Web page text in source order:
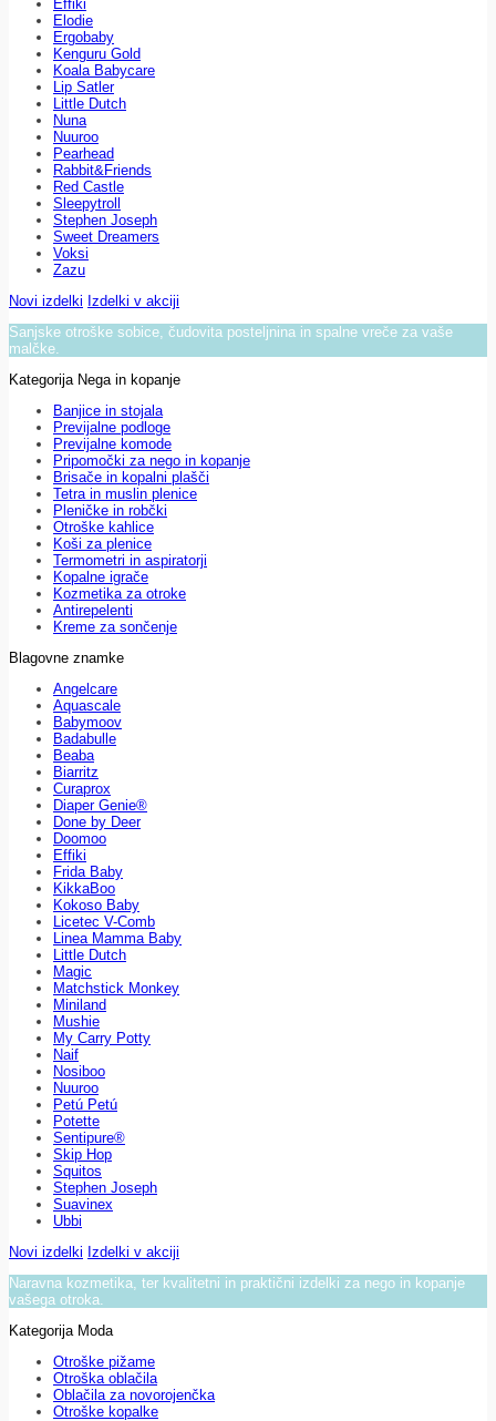
Effiki
Elodie
Ergobaby
Kenguru Gold
Koala Babycare
Lip Satler
Little Dutch
Nuna
Nuuroo
Pearhead
Rabbit&Friends
Red Castle
Sleepytroll
Stephen Joseph
Sweet Dreamers
Voksi
Zazu
Novi izdelki Izdelki v akciji
Sanjske otroške sobice, čudovita posteljnina in spalne vreče za vaše
malčke.
Kategorija Nega in kopanje
Banjice in stojala
Previjalne podloge
Previjalne komode
Pripomočki za nego in kopanje
Brisače in kopalni plašči
Tetra in muslin plenice
Pleničke in robčki
Otroške kahlice
Koši za plenice
Termometri in aspiratorji
Kopalne igrače
Kozmetika za otroke
Antirepelenti
Kreme za sončenje
Blagovne znamke
Angelcare
Aquascale
Babymoov
Badabulle
Beaba
Biarritz
Curaprox
Diaper Genie®
Done by Deer
Doomoo
Effiki
Frida Baby
KikkaBoo
Kokoso Baby
Licetec V-Comb
Linea Mamma Baby
Little Dutch
Magic
Matchstick Monkey
Miniland
Mushie
My Carry Potty
Naif
Nosiboo
Nuuroo
Petú Petú
Potette
Sentipure®
Skip Hop
Squitos
Stephen Joseph
Suavinex
Ubbi
Novi izdelki Izdelki v akciji
Naravna kozmetika, ter kvalitetni in praktični izdelki za nego in kopanje
vašega otroka.
Kategorija Moda
Otroške pižame
Otroška oblačila
Oblačila za novorojenčka
Otroške kopalke